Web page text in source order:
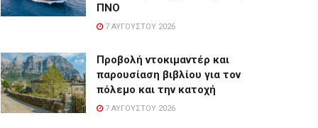
ΠΝΟ
7 ΑΥΓΟΎΣΤΟΥ 2026
Προβολή ντοκιμαντέρ και
παρουσίαση βιβλίου για τον
πόλεμο και την κατοχή
7 ΑΥΓΟΎΣΤΟΥ 2026